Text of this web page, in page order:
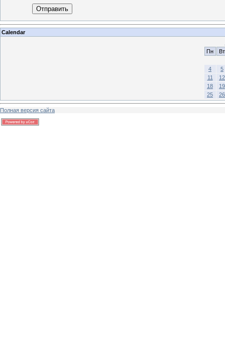
Отправить
Calendar
Пн
Вт
4
5
11
12
18
19
25
26
Полная версия сайта